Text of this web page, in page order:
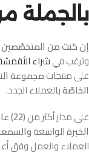
بالجملة
إن كنت من المتخصّصين
وترغب فيشراء
على منتجاتمجموعة
الخاصّةبالعملاء الجدد.
على مدار أكثر من(22) عاماً
الخبرةالواسعة
العملاء والعمل وفق